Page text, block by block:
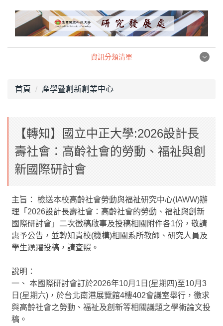
資訊分類清單
職涯發展中心
校務研究中心
組織架構
相關法規
表格下載
學生校外實習
學海系列計畫
榮譽榜
企業徵才資訊
首頁 產學暨創新創業中心
【轉知】國立中正大學:2026設計長
壽社會：高齡社會的勞動、福祉與創
新國際研討會
主旨： 檢送本校高齡社會勞動與福祉研究中心(IAWW)辦
理「2026設計長壽社會：高齡社會的勞動、福祉與創新
國際研討會」二次徵稿啟事及投稿相關附件各1份，敬請
惠予公告，並轉知貴校(機構)相關系所教師、研究人員及
學生踴躍投稿，請查照。
說明：
一、 本國際研討會訂於2026年10月1日(星期四)至10月3
日(星期六)，於台北南港展覽館4樓402會議室舉行，徵求
與高齡社會之勞動、福祉及創新等相關議題之學術論文投
稿。